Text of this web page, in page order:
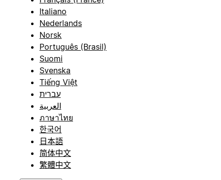
Italiano
Nederlands
Norsk
Português (Brasil)
Suomi
Svenska
Tiếng Việt
עברית
العربية
ภาษาไทย
한국어
日本語
简体中文
繁體中文